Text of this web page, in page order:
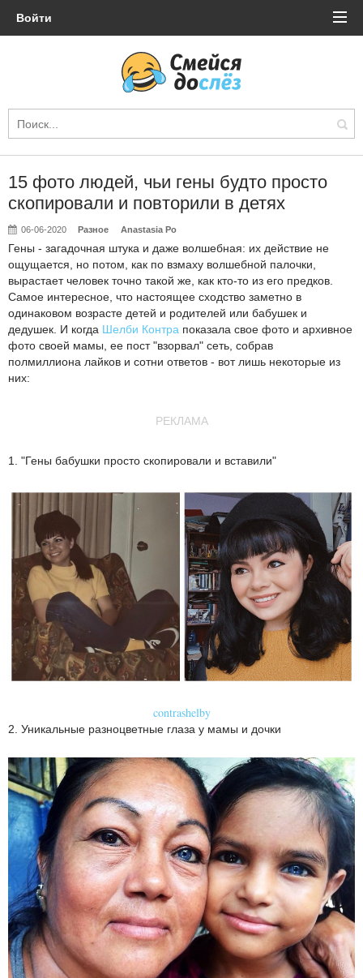
Войти
15 фото людей, чьи гены будто просто
скопировали и повторили в детях
06-06-2020 Разное Anastasia Po
Гены - загадочная штука и даже волшебная: их действие не
ощущается, но потом, как по взмаху волшебной палочки,
вырастает человек точно такой же, как кто-то из его предков.
Самое интересное, что настоящее сходство заметно в
одинаковом возрасте детей и родителей или бабушек и
дедушек. И когда Шелби Контра показала свое фото и архивное
фото своей мамы, ее пост "взорвал" сеть, собрав
полмиллиона лайков и сотни ответов - вот лишь некоторые из
них:
РЕКЛАМА
1. "Гены бабушки просто скопировали и вставили"
contrashelby
2. Уникальные разноцветные глаза у мамы и дочки